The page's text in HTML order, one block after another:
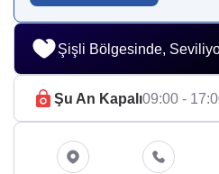
Şişli Bölgesinde,
Şu An Kapalı09:00 -